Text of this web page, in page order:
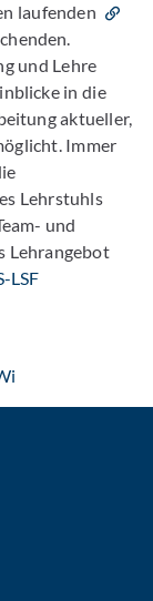
laufenden
und Lehre
in die
aktueller,
Immer
Lehrstuhls
und
Lehrangebot
LSF
: Per E-Mail